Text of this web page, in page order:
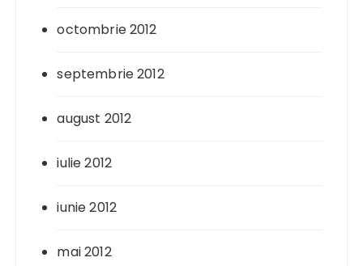
octombrie 2012
septembrie 2012
august 2012
iulie 2012
iunie 2012
mai 2012